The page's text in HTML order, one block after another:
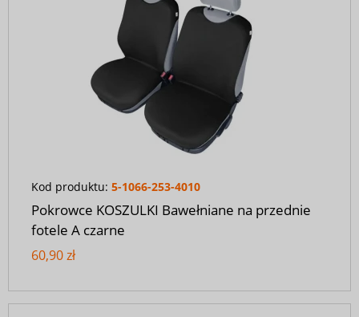
Kod produktu: 5-1066-253-4010
Pokrowce KOSZULKI Bawełniane na przednie
fotele A czarne
60,90 zł